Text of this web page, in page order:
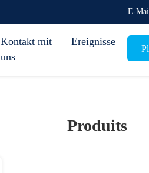
E-
Kontakt mit
uns
Ereignisse
Produits